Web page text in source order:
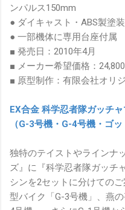
ンパルス150mm
● ダイキャスト・ABS製塗
● 一部機体に専用台座付属
■ 発売日：2010年4月
■ メーカー希望価格：
■ 原型制作：有限会社オリ
EX合金 科学忍者隊ガッチ
（G-3号機・G-4号機・ゴッ
独特のテイストやラインナ
ズ』に『科学忍者隊ガッチ
シンを2セットに分けての
型バイク「G-3号機」、燕